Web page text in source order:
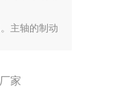
主轴的制动
家